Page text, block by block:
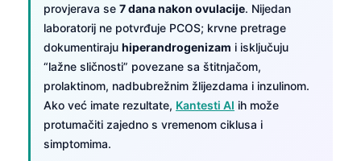
provjerava se 7 dana nakon ovulacije. Nijedan
laboratorij ne potvrđuje PCOS; krvne pretrage
dokumentiraju hiperandrogenizam i isključuju
“lažne sličnosti” povezane sa štitnjačom,
prolaktinom, nadbubrežnim žlijezdama i inzulinom.
Ako već imate rezultate, Kantesti AI ih može
protumačiti zajedno s vremenom ciklusa i
simptomima.